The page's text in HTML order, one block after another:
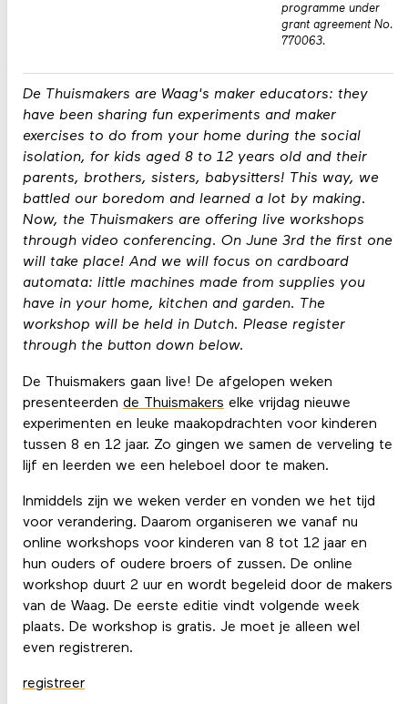
De Thuismakers are Waag's maker educators: they
have been sharing fun experiments and maker
exercises to do from your home during the social
isolation, for kids aged 8 to 12 years old and their
parents, brothers, sisters, babysitters! This way, we
battled our boredom and learned a lot by making.
Now, the Thuismakers are offering live workshops
through video conferencing. On June 3rd the first one
will take place! And we will focus on cardboard
automata: little machines made from supplies you
have in your home, kitchen and garden. The
workshop will be held in Dutch. Please register
through the button down below.
De Thuismakers gaan live! De afgelopen weken
presenteerden de Thuismakers elke vrijdag nieuwe
experimenten en leuke maakopdrachten voor kinderen
tussen 8 en 12 jaar. Zo gingen we samen de verveling te
lijf en leerden we een heleboel door te maken.
Inmiddels zijn we weken verder en vonden we het tijd
voor verandering. Daarom organiseren we vanaf nu
online workshops voor kinderen van 8 tot 12 jaar en
hun ouders of oudere broers of zussen. De online
workshop duurt 2 uur en wordt begeleid door de makers
van de Waag. De eerste editie vindt volgende week
plaats. De workshop is gratis. Je moet je alleen wel
even registreren.
registreer
programme under
grant agreement No.
770063.